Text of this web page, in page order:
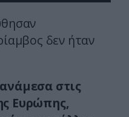
δεν ήταν
στις
Ευρώπης,